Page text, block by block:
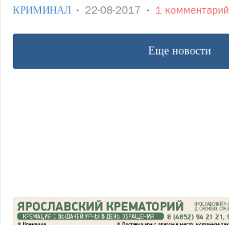
КРИМИНАЛ 22-08-2017 1 комментарий
Еще новости